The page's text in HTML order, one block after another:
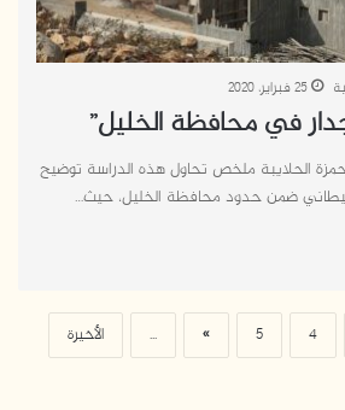
25 فبراير، 2020
في محافظة الخليل”
الحلايبة ملخص تحاول هذه الدراسة توضيح
ضمن حدود محافظة الخليل، حيث…
4
5
»
... الأخيرة